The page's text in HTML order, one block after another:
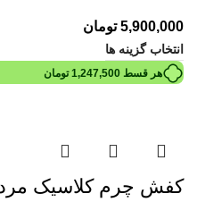
5,900,000 تومان
انتخاب گزینه ها
هر قسط 1,247,500 تومان
کفش چرم کلاسیک